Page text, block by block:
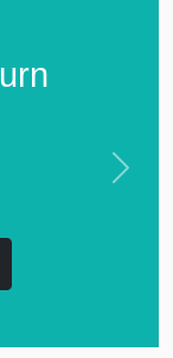
Next